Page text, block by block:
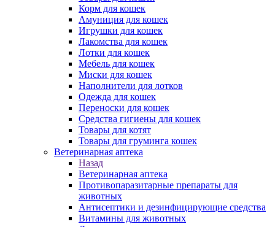
Корм для кошек
Амуниция для кошек
Игрушки для кошек
Лакомства для кошек
Лотки для кошек
Мебель для кошек
Миски для кошек
Наполнители для лотков
Одежда для кошек
Переноски для кошек
Средства гигиены для кошек
Товары для котят
Товары для груминга кошек
Ветеринарная аптека
Назад
Ветеринарная аптека
Противопаразитарные препараты для
животных
Антисептики и дезинфицирующие средства
Витамины для животных